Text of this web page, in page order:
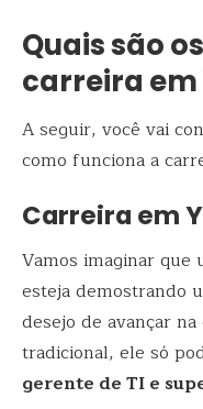
Quais são
carreira em
A seguir, você vai
como funciona a
Carreira em
Vamos imaginar
esteja demostrando
desejo de avançar
tradicional, ele só
gerente de TI e